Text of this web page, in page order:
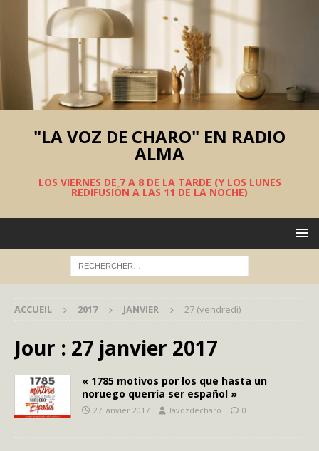
"LA VOZ DE CHARO" EN RADIO
ALMA
LOS VIERNES DE 7 A 8 DE LA TARDE (Y LOS LUNES
REDIFUSIÓN A LAS 11 DE LA NOCHE)
ACCUEIL 2017 JANVIER 27 (vendredi)
Jour : 27 janvier 2017
« 1785 motivos por los que hasta un
noruego querría ser español »
27 janvier 2017 lavozdecharo 0